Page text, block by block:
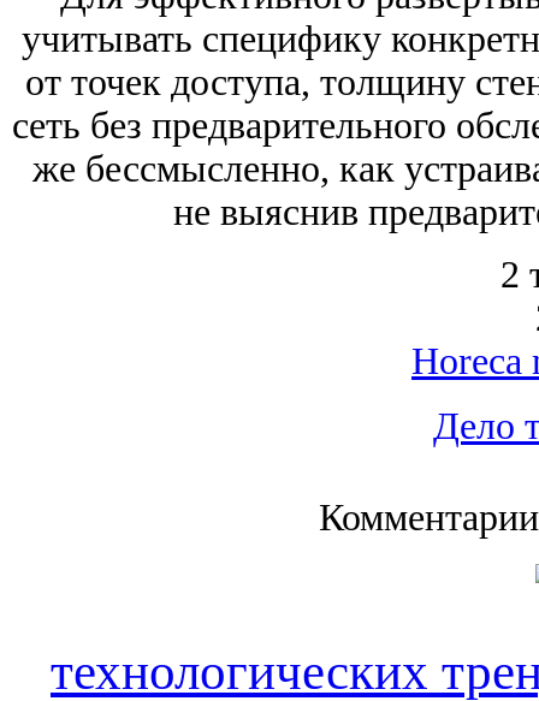
учитывать специфику
от точек доступа, толщину
сеть без предварительного
же бессмысленно, как
не выяснив
2
Horeca
Дело
технологических